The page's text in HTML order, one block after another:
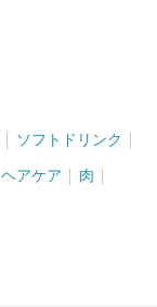
ソフトドリンク
ヘアケア 肉